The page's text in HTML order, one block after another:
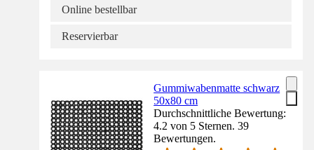
Online bestellbar
Reservierbar
Gummiwabenmatte schwarz
50x80 cm
Durchschnittliche Bewertung:
4.2 von 5 Sternen. 39
Bewertungen.